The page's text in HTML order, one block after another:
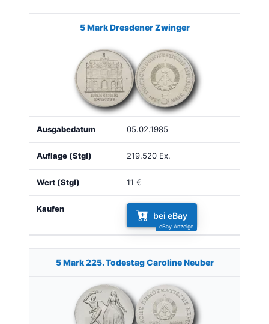
Bild Ausgabe Auflage
5 Mark Dresdener Zwinger
05.02.1985
219.520 Ex.
11 €
bei eBay
5 Mark 225. Todestag Caroline Neuber